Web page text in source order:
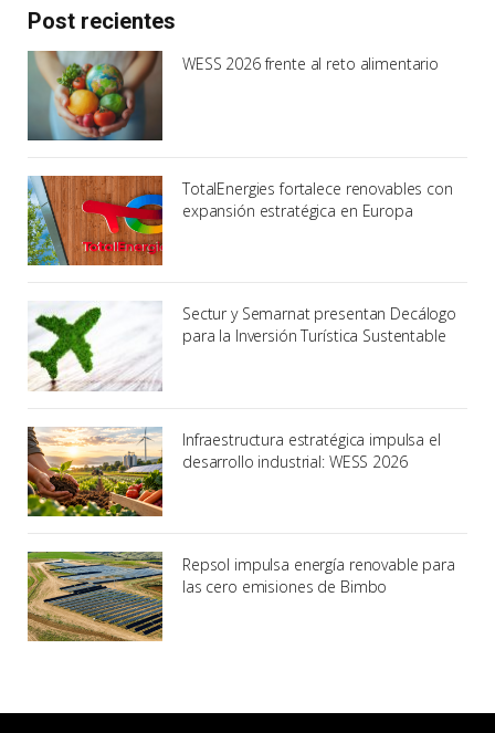
Post recientes
WESS 2026 frente al reto alimentario
TotalEnergies fortalece renovables con
expansión estratégica en Europa
Sectur y Semarnat presentan Decálogo
para la Inversión Turística Sustentable
Infraestructura estratégica impulsa el
desarrollo industrial: WESS 2026
Repsol impulsa energía renovable para
las cero emisiones de Bimbo